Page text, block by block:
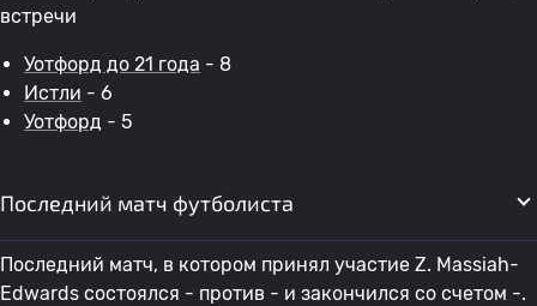
встречи
Уотфорд до 21 года - 8
Истли - 6
Уотфорд - 5
Последний матч футболиста
Последний матч, в котором принял участие Z. Massiah-
Edwards состоялся - против - и закончился со счетом -.